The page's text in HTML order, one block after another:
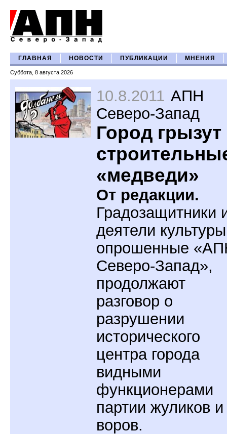
ГЛАВНАЯ НОВОСТИ ПУБЛИКАЦИИ МНЕНИЯ
Суббота, 8 августа 2026
10.8.2011 АПН
Северо-Запад
Город грызут
«медведи»
От редакции.
Градозащитники
деятели
опрошенные
Северо-Запад»,
продолжают
разговор о
разрушении
исторического
центра города
видными
функционерами
партии жуликов и
воров.